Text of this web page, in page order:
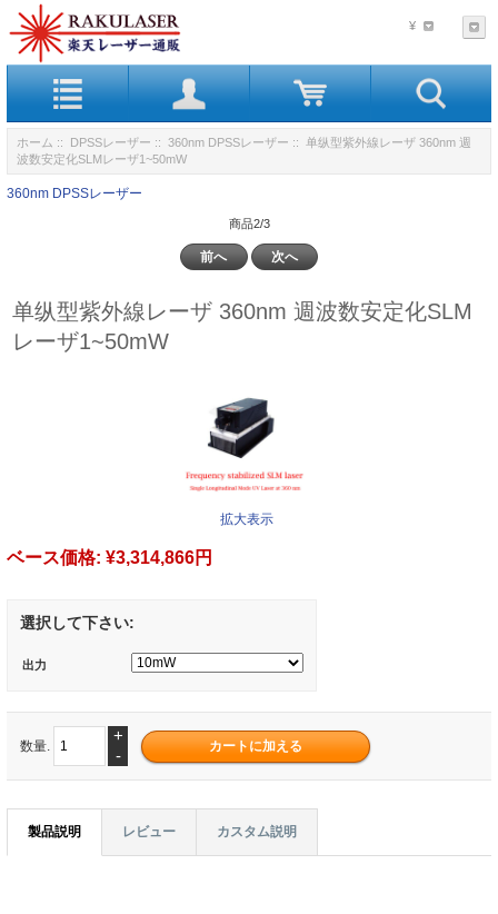
¥
ホーム :: DPSSレーザー :: 360nm DPSSレーザー :: 单纵型紫外線レーザ 360nm 週
波数安定化SLMレーザ1~50mW
360nm DPSSレーザー
商品2/3
前へ 次へ
单纵型紫外線レーザ 360nm 週波数安定化SLM
レーザ1~50mW
拡大表示
ベース価格: ¥3,314,866円
選択して下さい:
出力
数量.
+
-
製品説明 レビュー カスタム説明